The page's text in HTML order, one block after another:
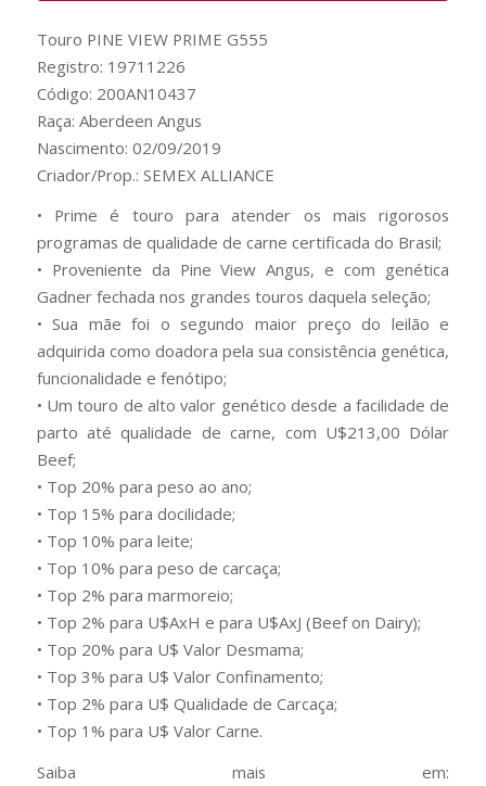
Touro PINE VIEW PRIME G555
Registro: 19711226
Código: 200AN10437
Raça: Aberdeen Angus
Nascimento: 02/09/2019
Criador/Prop.: SEMEX ALLIANCE
• Prime é touro para atender os mais rigorosos
programas de qualidade de carne certificada do Brasil;
• Proveniente da Pine View Angus, e com genética
Gadner fechada nos grandes touros daquela seleção;
• Sua mãe foi o segundo maior preço do leilão e
adquirida como doadora pela sua consistência genética,
funcionalidade e fenótipo;
• Um touro de alto valor genético desde a facilidade de
parto até qualidade de carne, com U$213,00 Dólar
Beef;
• Top 20% para peso ao ano;
• Top 15% para docilidade;
• Top 10% para leite;
• Top 10% para peso de carcaça;
• Top 2% para marmoreio;
• Top 2% para U$AxH e para U$AxJ (Beef on Dairy);
• Top 20% para U$ Valor Desmama;
• Top 3% para U$ Valor Confinamento;
• Top 2% para U$ Qualidade de Carcaça;
• Top 1% para U$ Valor Carne.
Saiba mais em: